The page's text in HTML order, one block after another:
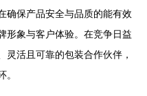
确保产品安全与品质的能有效
形象与客户体验。在竞争日益
灵活且可靠的包装合作伙伴，